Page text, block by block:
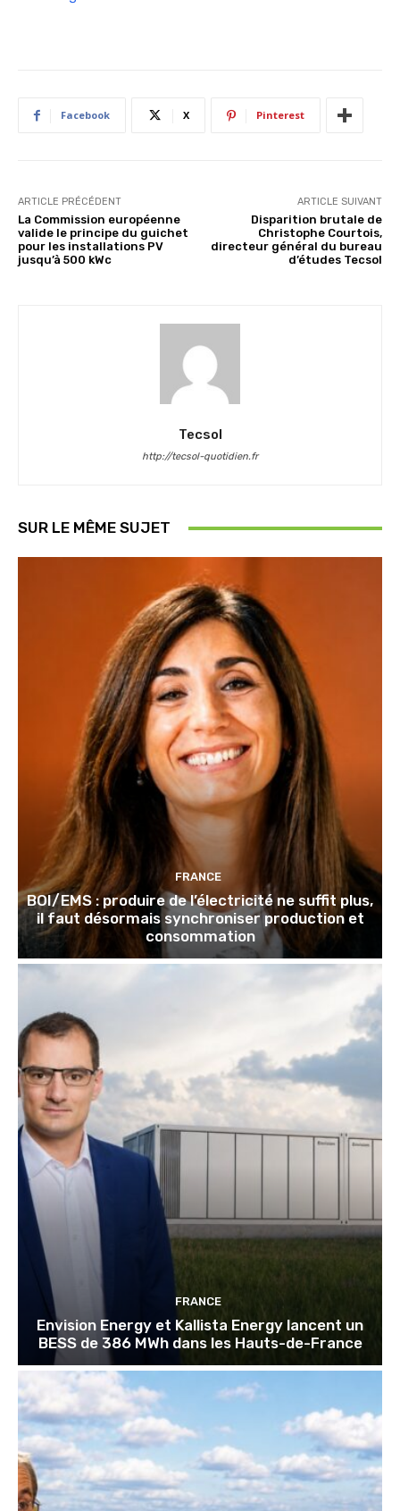
Facebook X Pinterest
ARTICLE PRÉCÉDENT
La Commission européenne
valide le principe du guichet
pour les installations PV
jusqu’à 500 kWc
ARTICLE SUIVANT
Disparition brutale de
Christophe Courtois,
directeur général du bureau
d’études Tecsol
Tecsol
http://tecsol-quotidien.fr
SUR LE MÊME SUJET
FRANCE
BOI/EMS : produire de l’électricité ne suffit plus,
il faut désormais synchroniser production et
consommation
FRANCE
Envision Energy et Kallista Energy lancent un
BESS de 386 MWh dans les Hauts-de-France